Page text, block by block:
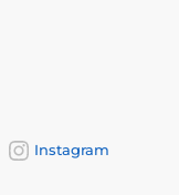
Instagram